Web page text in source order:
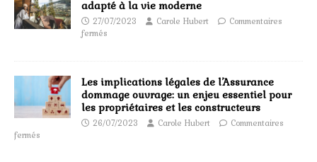
adapté à la vie moderne
27/07/2023 Carole Hubert
Commentaires
fermés
Les implications légales de l’Assurance
dommage ouvrage: un enjeu essentiel pour
les propriétaires et les constructeurs
26/07/2023 Carole Hubert
Commentaires
fermés